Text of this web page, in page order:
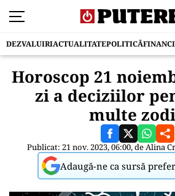
DEZVALUIRIACTUALITATEPOLITICĂ
Horoscop 21
zi a deciziilor
multe
Publicat: 21 nov. 2023, 06:00, deAlina
Adaugă-ne ca sursă